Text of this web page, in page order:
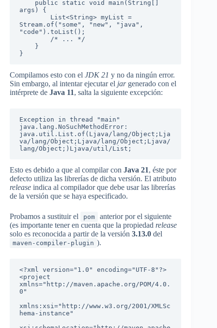
args) {
Stream.of("some", "new", "java",
"code").toList();
}
Compilamos esto con el JDK 21 y no da ningún error.
Sin embargo, al intentar ejecutar el jargenerado con el
intérprete de Java 11, salta la siguiente excepción:
Exception in thread "main"
java.lang.NoSuchMethodError:
java.util.List.of(Ljava/lang/Object;Lja
va/lang/Object;Ljava/lang/Object;Ljava/
lang/Object;)Ljava/util/List;
Esto es debido a que al compilar con Java 21, éste por
defecto utiliza las librerías de dicha versión. El atributo
release indica al compilador que debe usar las librerías
de la versión que se haya especificado.
Probamos a sustituir el pom
anterior por el siguiente
(es importante tener en cuenta que la propiedad release
solo es reconocida a partir de la versión 3.13.0 del
maven-compiler-plugin ).
<?xml version="1.0" encoding="UTF-8"?>
<project
xmlns="http://maven.apache.org/POM/4.0.
0"
xmlns:xsi="http://www.w3.org/2001/XMLSc
hema-instance"